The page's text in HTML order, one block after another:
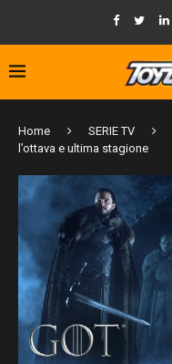
Home SERIE TV
l’ottava e ultima stagione